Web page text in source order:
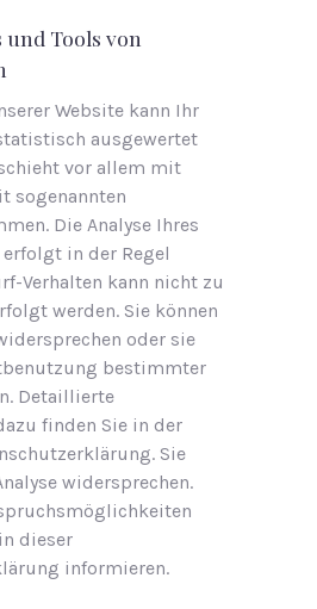
Tools von
Website kann Ihr
ausgewertet
vor allem mit
sogenannten
Die Analyse Ihres
in der Regel
Verhalten kann nicht zu
werden. Sie können
oder sie
bestimmter
Detaillierte
finden Sie in der
Sie
widersprechen.
dieser
informieren.